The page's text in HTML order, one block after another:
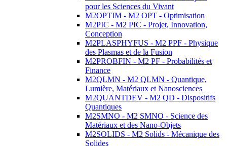
pour les Sciences du Vivant
M2OPTIM - M2 OPT - Optimisation
M2PIC - M2 PIC - Projet, Innovation,
Conception
M2PLASPHYFUS - M2 PPF - Physique
des Plasmas et de la Fusion
M2PROBFIN - M2 PF - Probabilités et
Finance
M2QLMN - M2 QLMN - Quantique,
Lumière, Matériaux et Nanosciences
M2QUANTDEV - M2 QD - Dispositifs
Quantiques
M2SMNO - M2 SMNO - Science des
Matériaux et des Nano-Objets
M2SOLIDS - M2 Solids - Mécanique des
Solides